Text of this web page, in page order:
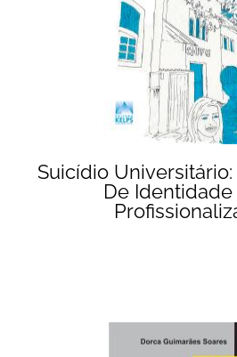
Suicídio
De Identidade